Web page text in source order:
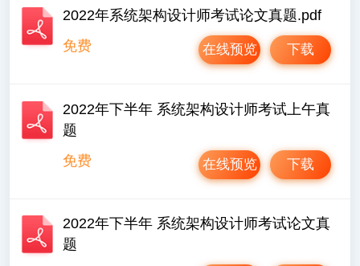
2022年系统架构设计师考试论文真题.pdf
免费
下载
在线预览
2022年下半年 系统架构设计师考试上午真
题
免费
下载
在线预览
2022年下半年 系统架构设计师考试论文真
题